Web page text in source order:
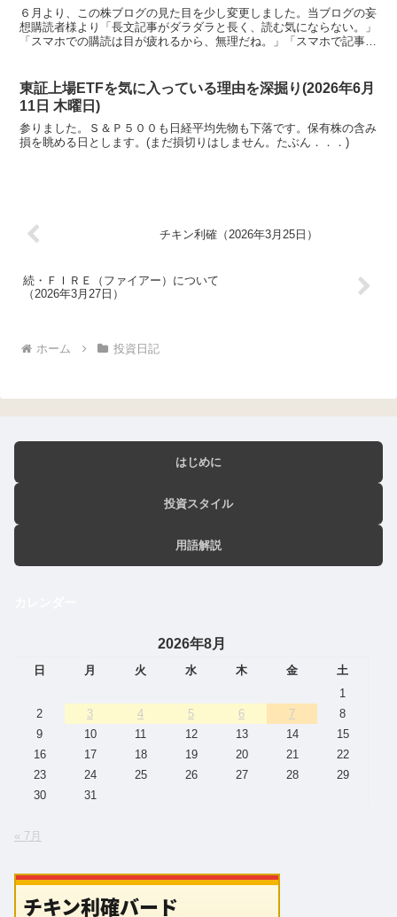
６月より、この株ブログの見た目を少し変更しました。当ブログの妄
想購読者様より「長文記事がダラダラと長く、読む気にならない。」
「スマホでの購読は目が疲れるから、無理だね。」「スマホで記事を
しでも読みやすくするためにフォーマットを改善しました。
東証上場ETFを気に入っている理由を深掘り(2026年6月
11日 木曜日)
参りました。Ｓ＆Ｐ５００も日経平均先物も下落です。保有株の含み
損を眺める日とします。(まだ損切りはしません。たぶん．．．)
チキン利確（2026年3月25日）
続・ＦＩＲＥ（ファイアー）について
（2026年3月27日）
ホーム 投資日記
はじめに
投資スタイル
用語解説
2026年8月
日 月 火 水 木 金
土
1
2
3 4 5 6 7
8
9
10 11 12 13 14
15
16
17 18 19 20 21
22
23
24 25 26 27 28
29
30
31
« 7月